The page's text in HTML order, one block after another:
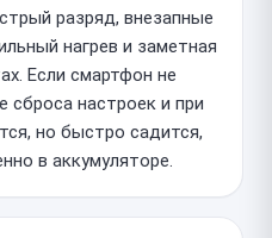
разряд, внезапные
нагрев и заметная
Если смартфон не
настроек и при
но быстро садится,
в аккумуляторе.